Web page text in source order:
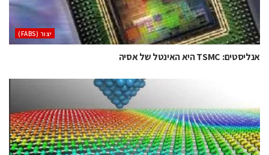
‫יצור (‪(FABS‬‬
אנליסטים: TSMC היא האינטל של אסיה